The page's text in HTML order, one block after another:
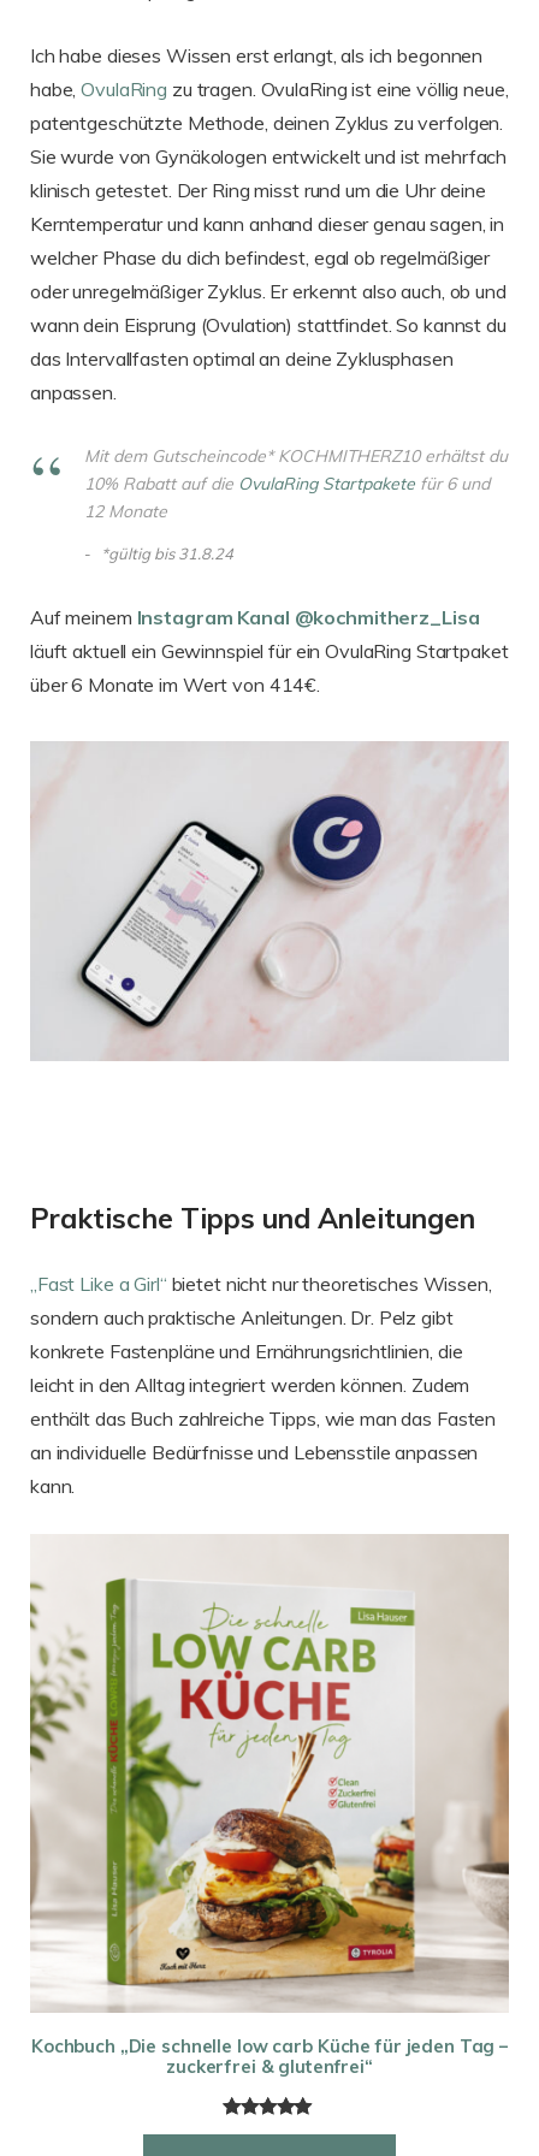
Ich habe dieses Wissen erst erlangt, als ich begonnen
habe,OvulaRing zu tragen. OvulaRing ist eine völlig neue,
patentgeschützte Methode, deinen Zyklus zu verfolgen.
Sie wurde von Gynäkologen entwickelt und ist mehrfach
klinisch getestet. Der Ring misst rund um die Uhr deine
Kerntemperatur und kann anhand dieser genau sagen, in
welcher Phase du dich befindest, egal ob regelmäßiger
oder unregelmäßiger Zyklus. Er erkennt also auch, ob und
wann dein Eisprung (Ovulation) stattfindet. So kannst du
das Intervallfasten optimal an deine Zyklusphasen
anpassen.
Mit dem Gutscheincode* KOCHMITHERZ10 erhältst du
10% Rabatt auf die OvulaRing Startpakete für 6 und
12 Monate
*gültig bis 31.8.24
Auf meinem Instagram Kanal @kochmitherz_Lisa
läuft aktuell ein Gewinnspiel für ein OvulaRing Startpaket
über 6 Monate im Wert von 414€.
Praktische Tipps und Anleitungen
„Fast Like a Girl“ bietet nicht nur theoretisches Wissen,
sondern auch praktische Anleitungen. Dr. Pelz gibt
konkrete Fastenpläne und Ernährungsrichtlinien, die
leicht in den Alltag integriert werden können. Zudem
enthält das Buch zahlreiche Tipps, wie man das Fasten
an individuelle Bedürfnisse und Lebensstile anpassen
kann.
Kochbuch „Die schnelle low carb Küche für jeden Tag –
zuckerfrei & glutenfrei“
Bewertet
14